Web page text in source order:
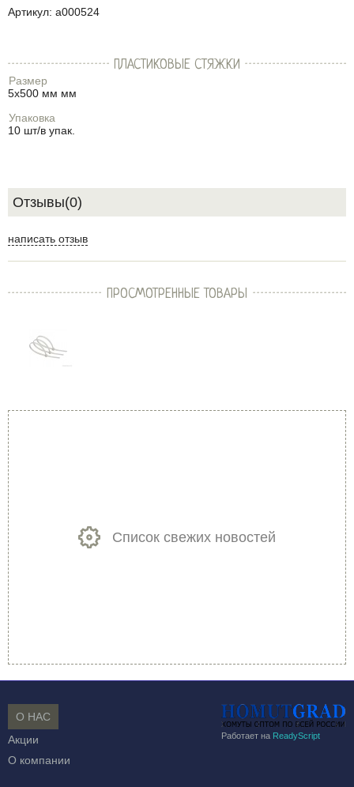
Артикул: a000524
ПЛАСТИКОВЫЕ СТЯЖКИ
Размер
5х500 мм мм
Упаковка
10 шт/в упак.
Отзывы(0)
написать отзыв
ПРОСМОТРЕННЫЕ ТОВАРЫ
Список свежих новостей
Работает на ReadyScript
О НАС
Акции
О компании